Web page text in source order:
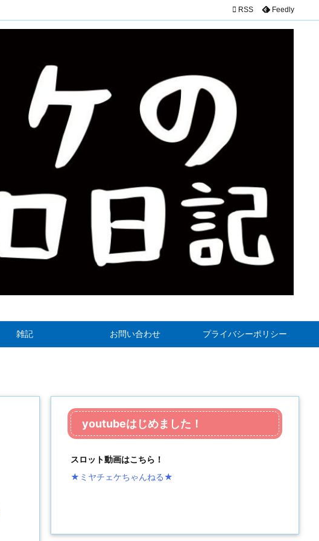
雑記 お問い合わせ プライバシーポリシー
 RSS Feedly
youtubeはじめました！
スロット動画はこちら！
★ミヤチェケちゃんねる★